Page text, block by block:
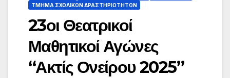
ΤΜΉΜΑ ΣΧΟΛΙΚΏΝ ΔΡΑΣΤΗΡΙΟΤΉΤΩΝ
23οι Θεατρικοί
Μαθητικοί Αγώνες
“Ακτίς Ονείρου 2025”